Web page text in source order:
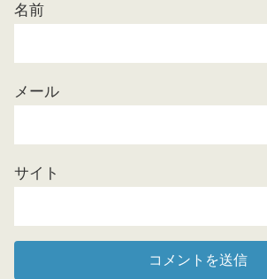
名前
メール
サイト